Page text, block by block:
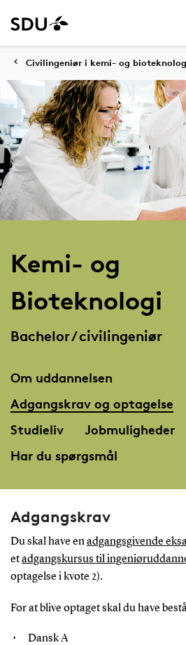
Civilingeniør i kemi- og
Kemi- og
Bioteknologi
Bachelor / civilingeniør
Om uddannelsen
Adgangskrav og optagelse
Studieliv
Jobmuligheder
Har du spørgsmål
Adgangskrav
Du skal have enadgangsgivende
etadgangskursus til
optagelse i kvote 2).
For at blive optaget skal du have
Dansk A